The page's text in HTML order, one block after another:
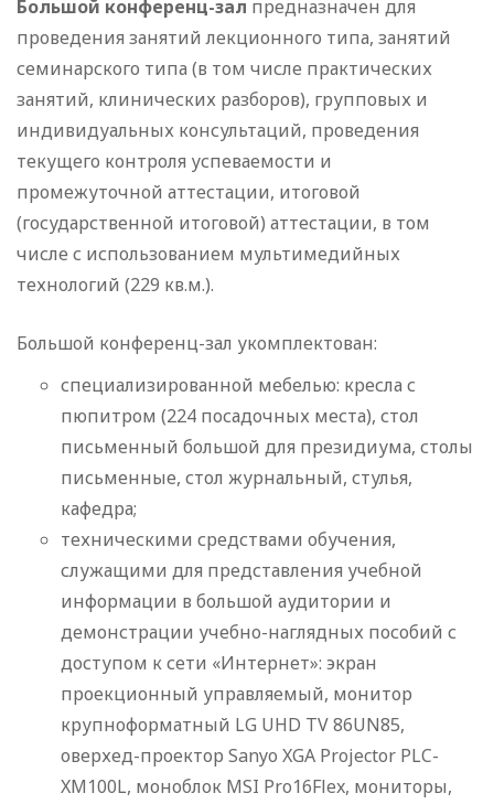
Большой конференц-зал предназначен для
проведения занятий лекционного типа, занятий
семинарского типа (в том числе практических
занятий, клинических разборов), групповых и
индивидуальных консультаций, проведения
текущего контроля успеваемости и
промежуточной аттестации, итоговой
(государственной итоговой) аттестации, в том
числе с использованием мультимедийных
технологий (229 кв.м.).
Большой конференц-зал укомплектован:
специализированной мебелью: кресла с
пюпитром (224 посадочных места), стол
письменный большой для президиума, столы
письменные, стол журнальный, стулья,
кафедра;
техническими средствами обучения,
служащими для представления учебной
информации в большой аудитории и
демонстрации учебно-наглядных пособий с
доступом к сети «Интернет»: экран
проекционный управляемый, монитор
крупноформатный LG UHD TV 86UN85,
оверхед-проектор Sanyo XGA Projector PLC-
XM100L, моноблок MSI Pro16Flex, мониторы,